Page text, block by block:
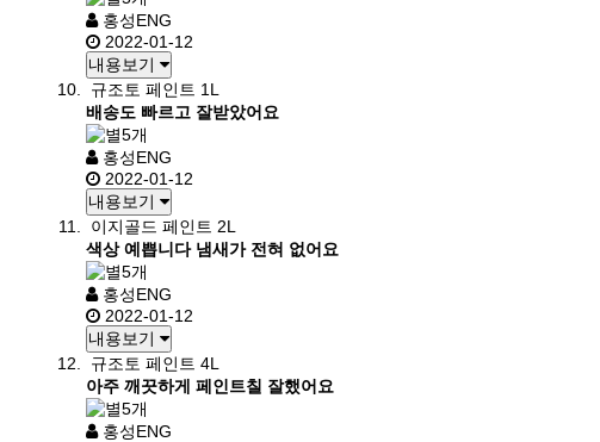
홍성ENG
2022-01-12
내용보기
규조토 페인트 1L
배송도 빠르고 잘받았어요
홍성ENG
2022-01-12
내용보기
이지골드 페인트 2L
색상 예쁩니다 냄새가 전혀 없어요
홍성ENG
2022-01-12
내용보기
규조토 페인트 4L
아주 깨끗하게 페인트칠 잘했어요
홍성ENG